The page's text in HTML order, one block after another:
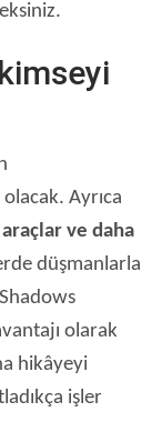
Ayrıca
ve daha
düşmanlarla
olarak
hikâyeyi
işler